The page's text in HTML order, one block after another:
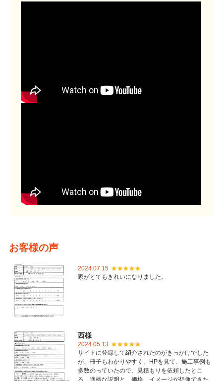
お客様の声
2024.07.15
家がとてもきれいになりました。
西様
2024.05.13
サイトに登録して紹介されたのがきっかけでした
が、冊子もわかりやすく、HPを見て、施工事例も
多数のっていたので、見積もりを依頼したとこ